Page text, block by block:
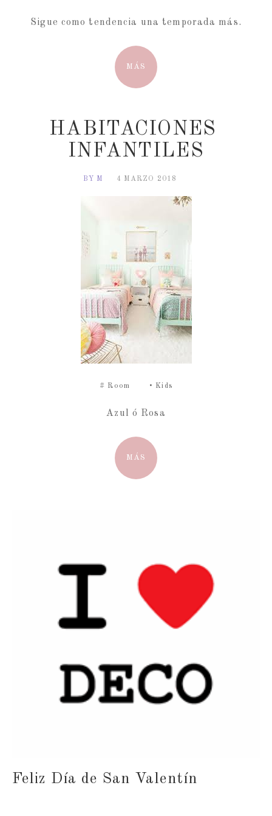
Sigue como tendencia una temporada más.
MÁS
HABITACIONES
INFANTILES
BY M 4 MARZO 2018
# Room • Kids
Azul ó Rosa
MÁS
Feliz Día de San Valentín